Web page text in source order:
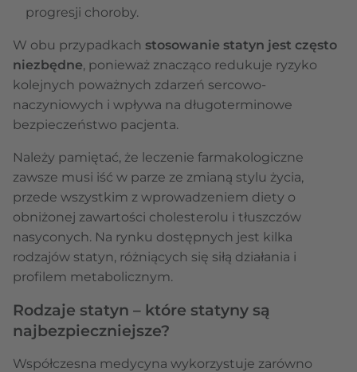
progresji choroby.
W obu przypadkach stosowanie statyn jest często
niezbędne, ponieważ znacząco redukuje ryzyko
kolejnych poważnych zdarzeń sercowo-
naczyniowych i wpływa na długoterminowe
bezpieczeństwo pacjenta.
Należy pamiętać, że leczenie farmakologiczne
zawsze musi iść w parze ze zmianą stylu życia,
przede wszystkim z wprowadzeniem diety o
obniżonej zawartości cholesterolu i tłuszczów
nasyconych. Na rynku dostępnych jest kilka
rodzajów statyn, różniących się siłą działania i
profilem metabolicznym.
Rodzaje statyn – które statyny są
najbezpieczniejsze?
Współczesna medycyna wykorzystuje zarówno